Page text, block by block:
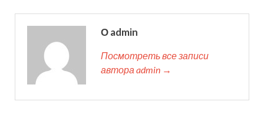
О admin
Посмотреть все записи
автора admin →